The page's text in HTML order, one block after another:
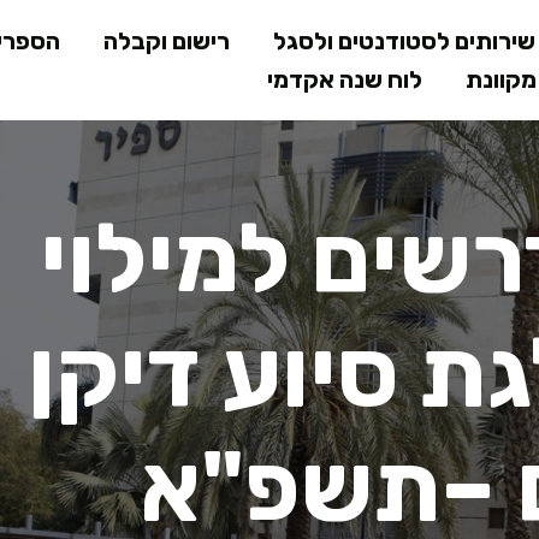
לתוכן
המרכזי
לסטודנטים ולסגל רישום וקבלה
לוח שנה אקדמי
למילוי
למילוי
סיוע דיקן
–תשפ"א